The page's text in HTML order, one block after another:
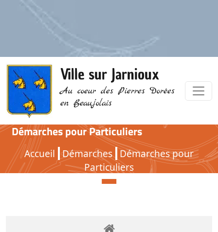
Ville sur Jarnioux
Au coeur des Pierres Dorées
en Beaujolais
Démarches pour Particuliers
Accueil Démarches Démarches pour
Particuliers
Démarches pour Particuliers